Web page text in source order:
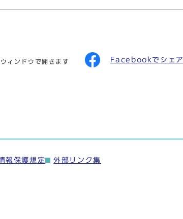
ィンドウで開きます Facebookでシェア
報保護規定 外部リンク集